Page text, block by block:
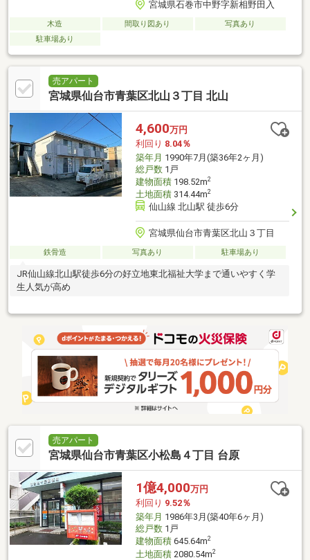
宮城県石巻市中野字新相野田入
木造 間取り図あり
写真あり
駐車場あり
売アパート
宮城県仙台市青葉区北山３丁目 北山
4,600万円
利回り 8.04％
築年月 1990年7月(築36年2ヶ月)
総戸数1戸
建物面積198.52m2
土地面積314.44m2
仙山線 北山駅 徒歩6分
宮城県仙台市青葉区北山３丁目
鉄骨造 写真あり 駐車場あり
JR仙山線北山駅徒歩6分の好立地東北福祉大学まで通いやすく学
生人気が高め
売アパート
宮城県仙台市青葉区小松島４丁目 台原
1億4,000万円
利回り 9.52％
築年月 1986年3月(築40年6ヶ月)
総戸数1戸
建物面積645.64m2
土地面積2080.54m2